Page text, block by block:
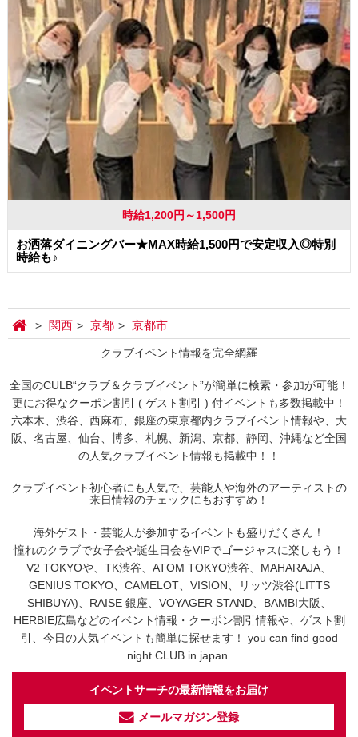
時給1,200円～1,500円
お洒落ダイニングバー★MAX時給1,500円で安定収入◎特別
時給も♪
関西 京都 京都市
クラブイベント情報を完全網羅
全国のCULB“クラブ＆クラブイベント”が簡単に検索・参加が可能！
更にお得なクーポン割引 ( ゲスト割引 ) 付イベントも多数掲載中！
六本木、渋谷、西麻布、銀座の東京都内クラブイベント情報や、大
阪、名古屋、仙台、博多、札幌、新潟、京都、静岡、沖縄など全国
の人気クラブイベント情報も掲載中！！
クラブイベント初心者にも人気で、芸能人や海外のアーティストの
来日情報のチェックにもおすすめ！
海外ゲスト・芸能人が参加するイベントも盛りだくさん！
憧れのクラブで女子会や誕生日会をVIPでゴージャスに楽しもう！
V2 TOKYOや、TK渋谷、ATOM TOKYO渋谷、MAHARAJA、
GENIUS TOKYO、CAMELOT、VISION、リッツ渋谷(LITTS
SHIBUYA)、RAISE 銀座、VOYAGER STAND、BAMBI大阪、
HERBIE広島などのイベント情報・クーポン割引情報や、ゲスト割
引、今日の人気イベントも簡単に探せます！ you can find good
night CLUB in japan.
イベントサーチの最新情報をお届け
メールマガジン登録